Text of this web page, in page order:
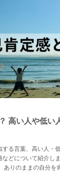
高い人や低い
する言葉、高い人・
どについて紹介し
ありのままの自分を